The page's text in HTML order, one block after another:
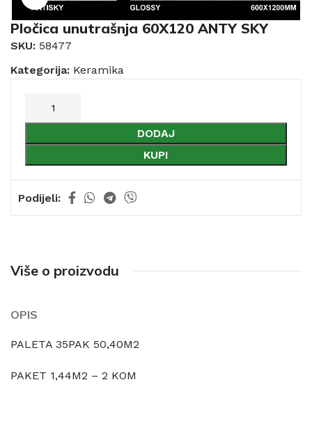
Pločica unutrašnja 60X120 ANTY SKY
SKU: 58477
Kategorija: Keramika
DODAJ
KUPI
Podijeli:
Više o proizvodu
OPIS
PALETA 35PAK 50,40M2
PAKET 1,44M2 – 2 KOM